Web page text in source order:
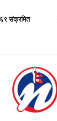
संक्रमित